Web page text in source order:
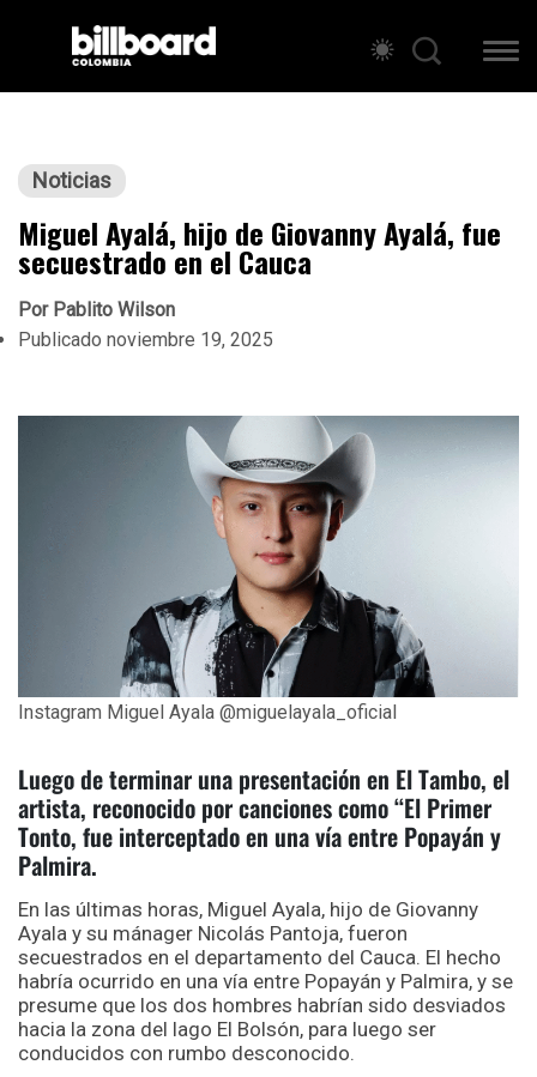
Noticias
Miguel Ayalá, hijo de Giovanny Ayalá, fue
secuestrado en el Cauca
PorPablito Wilson
Publicado noviembre 19, 2025
Instagram Miguel Ayala @miguelayala_oficial
Luego de terminar una presentación en El Tambo, el
artista, reconocido por canciones como “El Primer
Tonto, fue interceptado en una vía entre Popayán y
Palmira.
En las últimas horas, Miguel Ayala, hijo de Giovanny
Ayala y su mánager Nicolás Pantoja, fueron
secuestrados en el departamento del Cauca. El hecho
habría ocurrido en una vía entre Popayán y Palmira, y se
presume que los dos hombres habrían sido desviados
hacia la zona del lago El Bolsón, para luego ser
conducidos con rumbo desconocido.